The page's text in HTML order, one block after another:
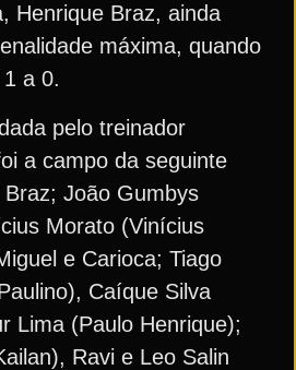
Henrique Braz, ainda
máxima, quando
a 0.
pelo treinador
a campo da seguinte
João Gumbys
Morato (Vinícius
e Carioca; Tiago
Caíque Silva
Lima (Paulo Henrique);
Ravi e Leo Salin